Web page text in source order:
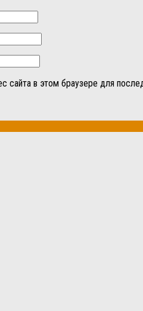
сайта в этом браузере для